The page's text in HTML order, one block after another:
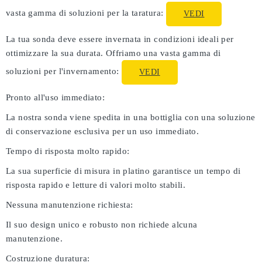
vasta gamma di soluzioni per la taratura:
VEDI
La tua sonda deve essere invernata in condizioni ideali per
ottimizzare la sua durata. Offriamo una vasta gamma di
soluzioni per l'invernamento:
VEDI
Pronto all'uso immediato:
La nostra sonda viene spedita in una bottiglia con una soluzione
di conservazione esclusiva per un uso immediato.
Tempo di risposta molto rapido:
La sua superficie di misura in platino garantisce un tempo di
risposta rapido e letture di valori molto stabili.
Nessuna manutenzione richiesta:
Il suo design unico e robusto non richiede alcuna
manutenzione.
Costruzione duratura: